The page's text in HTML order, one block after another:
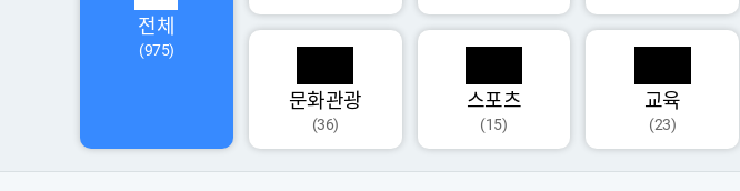
전체
(975)
문화관광
(36)
스포츠
(15)
교육
(23)